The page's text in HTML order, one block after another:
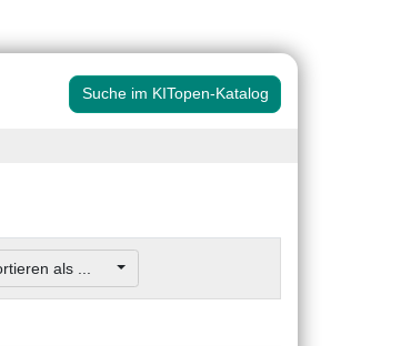
Suche im KITopen-Katalog
als ...